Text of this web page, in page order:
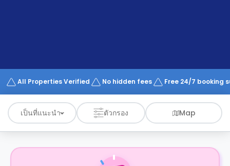
Works
All Properties Verified No hidden fees Free 24/7 booking
เป็นที่แนะนำ ตัวกรอง Map